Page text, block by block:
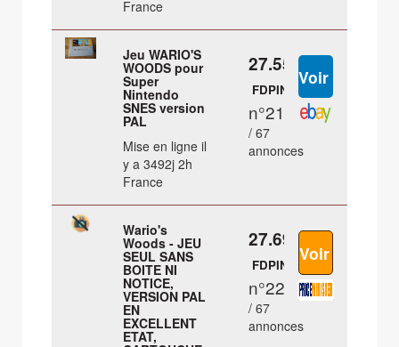
France
Jeu WARIO'S
WOODS pour
Super
Nintendo
SNES version
PAL
Mise en ligne il
y a 3492j 2h
France
27.55 €
FDPIN
n°21
/ 67
annonces
Wario's
Woods - JEU
SEUL SANS
BOITE NI
NOTICE,
VERSION PAL
EN
EXCELLENT
ETAT,
27.69 €
FDPIN
n°22
/ 67
annonces